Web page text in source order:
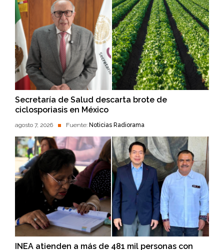
Secretaría de Salud descarta brote de
ciclosporiasis en México
agosto 7, 2026 Fuente: Noticias Radiorama
INEA atienden a más de 481 mil personas con